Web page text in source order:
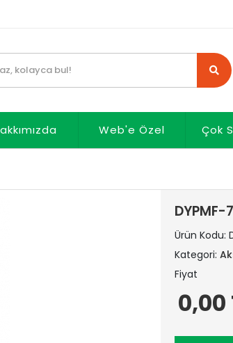
Web'e Özel Çok
DYPMF-
Ürün Kodu:
Kategori:
Fiyat
0,00